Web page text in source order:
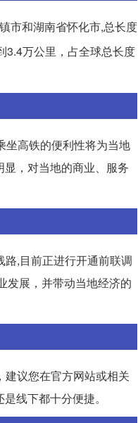
市和湖南省怀化市,总长度
3.4万公里，占全球总长度
坐高铁的便利性将为当地
，对当地的商业、服务
,目前正进行开通前联调
发展，并带动当地经济的
议您在官方网站或相关
线下都十分便捷。